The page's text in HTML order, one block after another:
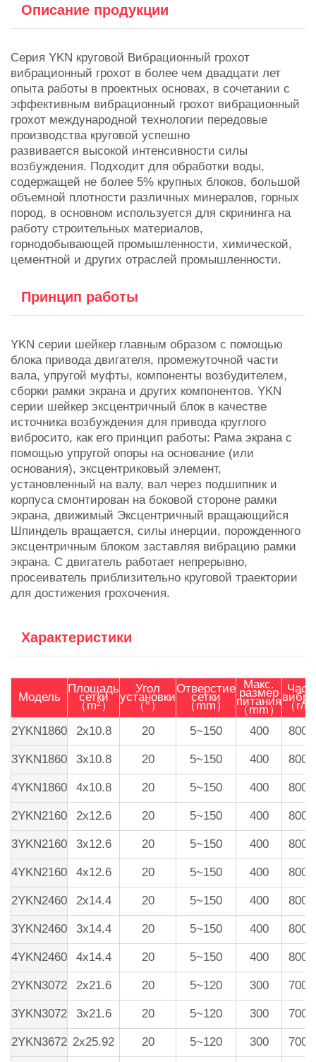
Описание продукции
Серия YKN круговой Вибрационный грохот
вибрационный грохот в более чем двадцати лет
опыта работы в проектных основах, в сочетании с
эффективным вибрационный грохот вибрационный
грохот международной технологии передовые
производства круговой успешно
развивается высокой интенсивности силы
возбуждения. Подходит для обработки воды,
содержащей не более 5% крупных блоков, большой
объемной плотности различных минералов, горных
пород, в основном используется для скрининга на
работу строительных материалов,
горнодобывающей промышленности, химической,
цементной и других отраслей промышленности.
Принцип работы
YKN серии шейкер главным образом с помощью
блока привода двигателя, промежуточной части
вала, упругой муфты, компоненты возбудителем,
сборки рамки экрана и других компонентов. YKN
серии шейкер эксцентричный блок в качестве
источника возбуждения для привода круглого
вибросито, как его принцип работы: Рама экрана с
помощью упругой опоры на основание (или
основания), эксцентриковый элемент,
установленный на валу, вал через подшипник и
корпуса смонтирован на боковой стороне рамки
экрана, движимый Эксцентричный вращающийся
Шпиндель вращается, силы инерции, порожденного
эксцентричным блоком заставляя вибрацию рамки
экрана. С двигатель работает непрерывно,
просеиватель приблизительно круговой траектории
для достижения грохочения.
Характеристики
Модель
Площадь
сетки
（m²）
Угол
установки
（°）
Отверстие
сетки
（mm）
Макс.
размер
питания
（mm） （r/
2YKN1860
2x10.8 20 5~150 400 800-
3YKN1860 3x10.8 20 5~150 400 800-
4YKN1860 4x10.8 20 5~150 400 800-
2YKN2160 2x12.6 20 5~150 400 800-
3YKN2160 3x12.6 20 5~150 400 800-
4YKN2160 4x12.6 20 5~150 400 800-
2YKN2460 2x14.4 20 5~150 400 800-
3YKN2460 3x14.4 20 5~150 400 800-
4YKN2460 4x14.4 20 5~150 400 800-
2YKN3072 2x21.6 20 5~120 300 700-
3YKN3072 3x21.6 20 5~120 300 700-
2YKN3672 2x25.92 20 5~120 300 700-